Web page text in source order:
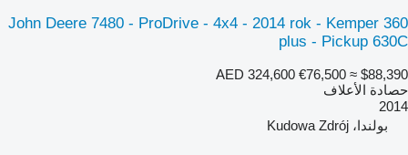
John Deere 7480 - ProDrive - 4x4 - 2014 rok - Kemper 360
plus - Pickup 630C
AED 324,600 €76,500 ≈ $88,390
حصادة الأعلاف
2014
بولندا، Kudowa Zdrój